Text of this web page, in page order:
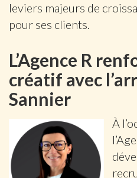
leviers majeurs de
pour ses clients.
L’Agence R
créatif avec
Sannier
À